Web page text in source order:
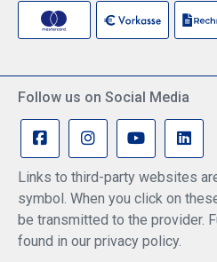
Follow us on Social Media
Links to third-party websites
symbol. When you click on
be transmitted to the provider.
found in our privacy policy.